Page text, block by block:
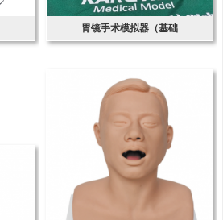
胃镜手术模拟器（基础